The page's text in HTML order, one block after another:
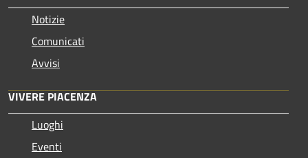
Notizie
Comunicati
Avvisi
VIVERE PIACENZA
Luoghi
Eventi